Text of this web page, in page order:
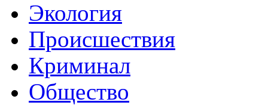
Экология
Происшествия
Криминал
Общество